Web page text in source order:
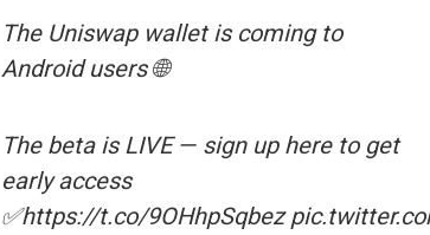
The Uniswap wallet is coming to
Android users 🌐
The beta is LIVE — sign up here to get
early access
✅https://t.co/9OHhpSqbez